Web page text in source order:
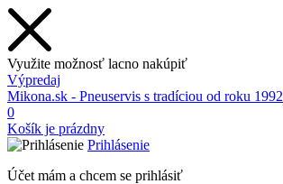
Využite možnosť lacno nakúpiť
Výpredaj
Mikona.sk - Pneuservis s tradíciou od roku 1992
0
Košík je prázdny
Prihlásenie
Účet mám a chcem se prihlásiť